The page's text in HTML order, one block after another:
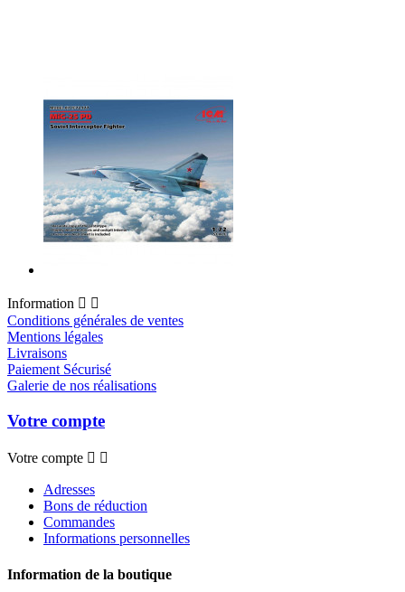
Information  
Conditions générales de ventes
Mentions légales
Livraisons
Paiement Sécurisé
Galerie de nos réalisations
Votre compte
Votre compte  
Adresses
Bons de réduction
Commandes
Informations personnelles
Information de la boutique